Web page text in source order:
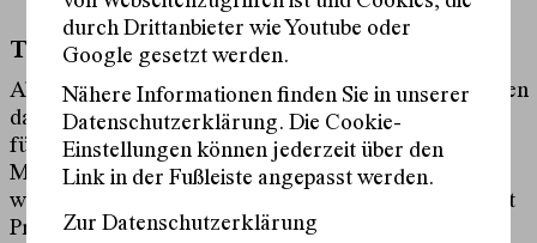
Text in Arbeit
Ab der Saison 2025/26 vergibt das Schauspielhaus Wien
das StipendiumText in Arbeit an
fünf angehende Autor:innen. Begleitet von einer
Mentor:in entwickeln sie ihre Entwürfe
weiter. Den Abschluss bildet ein öffentliches Labor mit
Präsentationen und Gesprächen.
durch Drittanbieter wie Youtube oder
Google gesetzt werden.
Nähere Informationen finden Sie in unserer
Datenschutzerklärung. Die Cookie-
Einstellungen können jederzeit über den
Link in der Fußleiste angepasst werden.
Zur Datenschutzerklärung